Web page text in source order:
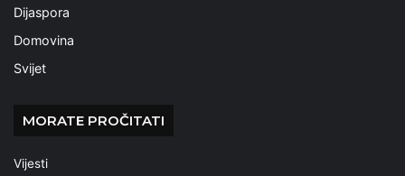
Dijaspora
Domovina
Svijet
MORATE PROČITATI
Vijesti